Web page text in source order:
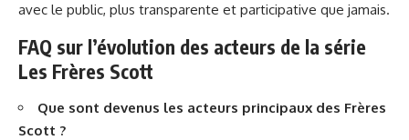
avec le public, plus transparente et participative que jamais.
FAQ sur l’évolution des acteurs de la série
Les Frères Scott
Que sont devenus les acteurs principaux des Frères
Scott ?